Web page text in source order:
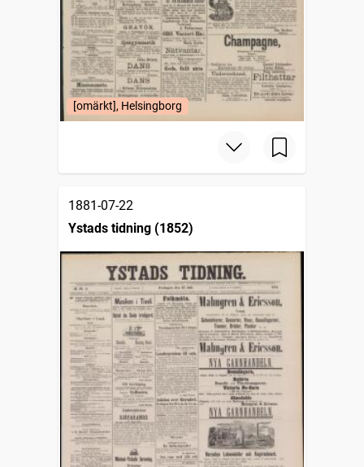
[omärkt], Helsingborg
1881-07-22
Ystads tidning (1852)